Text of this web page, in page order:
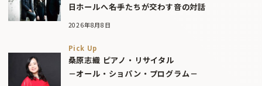
日ホールへ――名手たちが交わす音の対話
2026年8月8日
Pick Up
桑原志織 ピアノ・リサイタル
－オール・ショパン・プログラム－